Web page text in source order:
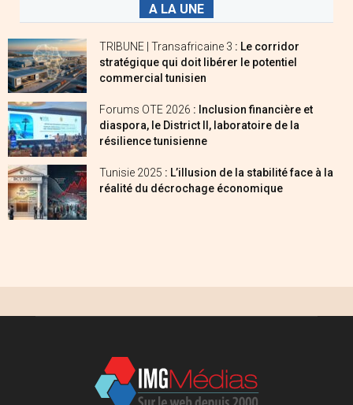
A LA UNE
TRIBUNE | Transafricaine 3 : Le corridor
stratégique qui doit libérer le potentiel
commercial tunisien
Forums OTE 2026 : Inclusion financière et
diaspora, le District II, laboratoire de la
résilience tunisienne
Tunisie 2025 : L’illusion de la stabilité face à la
réalité du décrochage économique